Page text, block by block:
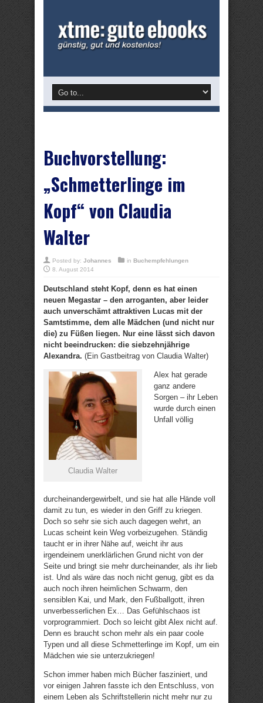
Buchvorstellung:
„Schmetterlinge im
Kopf“ von Claudia
Walter
Posted by: Johannes in Buchempfehlungen
8. August 2014
Deutschland steht Kopf, denn es hat einen
neuen Megastar – den arroganten, aber leider
auch unverschämt attraktiven Lucas mit der
Samtstimme, dem alle Mädchen (und nicht nur
die) zu Füßen liegen. Nur eine lässt sich davon
nicht beeindrucken: die siebzehnjährige
Alexandra. (Ein Gastbeitrag von Claudia Walter)
Claudia Walter
Alex hat gerade
ganz andere
Sorgen – ihr Leben
wurde durch einen
Unfall völlig
durcheinandergewirbelt, und sie hat alle Hände voll
damit zu tun, es wieder in den Griff zu kriegen.
Doch so sehr sie sich auch dagegen wehrt, an
Lucas scheint kein Weg vorbeizugehen. Ständig
taucht er in ihrer Nähe auf, weicht ihr aus
irgendeinem unerklärlichen Grund nicht von der
Seite und bringt sie mehr durcheinander, als ihr lieb
ist. Und als wäre das noch nicht genug, gibt es da
auch noch ihren heimlichen Schwarm, den
sensiblen Kai, und Mark, den Fußballgott, ihren
unverbesserlichen Ex… Das Gefühlschaos ist
vorprogrammiert. Doch so leicht gibt Alex nicht auf.
Denn es braucht schon mehr als ein paar coole
Typen und all diese Schmetterlinge im Kopf, um ein
Mädchen wie sie unterzukriegen!
Schon immer haben mich Bücher fasziniert, und
vor einigen Jahren fasste ich den Entschluss, von
einem Leben als Schriftstellerin nicht mehr nur zu